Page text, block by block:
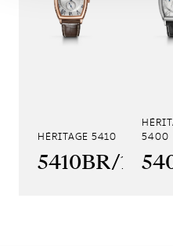
HÉRITAGE 5410
5410BR/12/
5400